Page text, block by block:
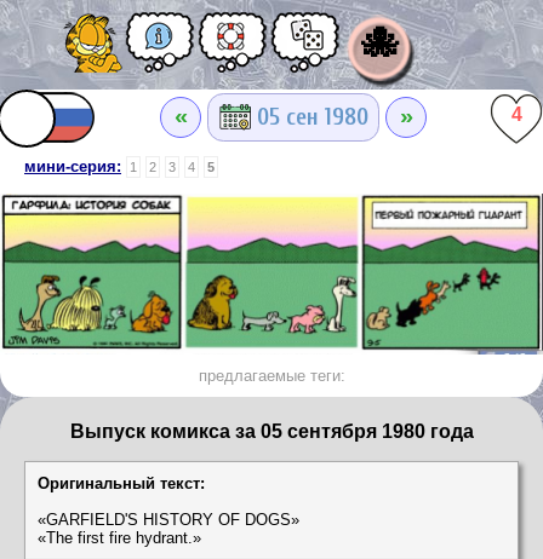
🐙
« 05 сен 1980 » 4
мини-серия: 1 2 3 4 5
предлагаемые теги:
Выпуск комикса за 05 сентября 1980 года
Оригинальный текст:
«GARFIELD'S HISTORY OF DOGS»
«The first fire hydrant.»